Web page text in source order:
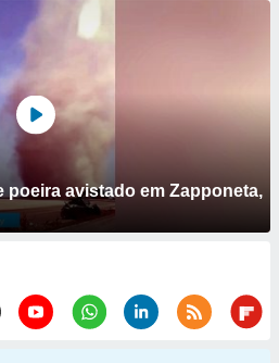
poeira avistado em Zapponeta,